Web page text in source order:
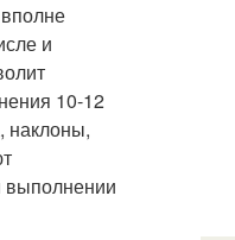
и
10-12
наклоны,
выполнении